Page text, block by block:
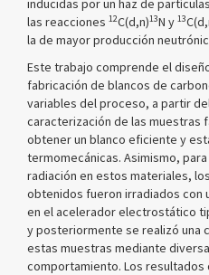
inducidas por un haz de
las reacciones 12C(d,n)13N y 13
la de mayor producción
Este trabajo comprende el
fabricación de blancos de
variables del proceso, a partir
caracterización de las muestras
obtener un blanco eficiente y
termomecánicas. Asimismo,
radiación en estos materiales,
obtenidos fueron irradiados con
en el acelerador electrostático
y posteriormente se realizó una
estas muestras mediante
comportamiento. Los